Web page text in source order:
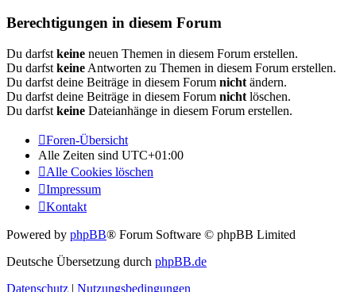
Berechtigungen in diesem Forum
Du darfst keine neuen Themen in diesem Forum erstellen.
Du darfst keine Antworten zu Themen in diesem Forum erstellen.
Du darfst deine Beiträge in diesem Forum nicht ändern.
Du darfst deine Beiträge in diesem Forum nicht löschen.
Du darfst keine Dateianhänge in diesem Forum erstellen.
Foren-Übersicht
Alle Zeiten sind UTC+01:00
Alle Cookies löschen
Impressum
Kontakt
Powered by phpBB® Forum Software © phpBB Limited
Deutsche Übersetzung durch phpBB.de
Datenschutz | Nutzungsbedingungen